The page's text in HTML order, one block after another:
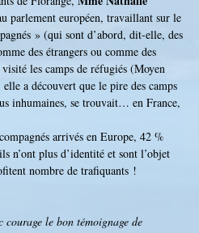
parlement européen, travaillant sur le
» (qui sont d’abord, dit-elle, des
des étrangers ou comme des
les camps de réfugiés (Moyen
a découvert que le pire des camps
inhumaines, se trouvait… en France,
arrivés en Europe, 42 %
n’ont plus d’identité et sont l’objet
nombre de trafiquants !
courage le bon témoignage de